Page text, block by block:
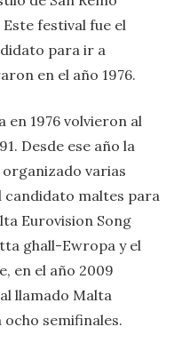
festival fue el
para ir a
en el año 1976.
1976 volvieron al
Desde ese año la
varias
candidato maltes para
Eurovision Song
ghall-Ewropa y el
en el año 2009
llamado Malta
semifinales.